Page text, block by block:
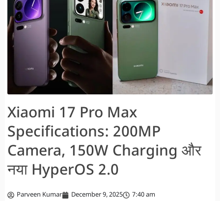
Xiaomi 17 Pro Max
Specifications: 200MP
Camera, 150W Charging और
नया HyperOS 2.0
Parveen Kumar December 9, 2025 7:40 am